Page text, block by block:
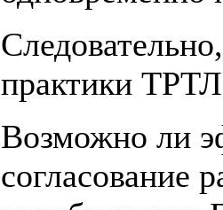
практики
Возможно ли
согласование